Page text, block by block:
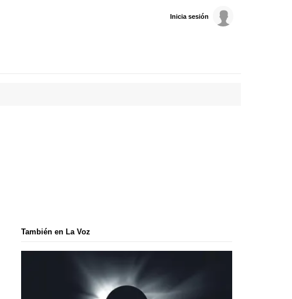
Inicia sesión
También en La Voz